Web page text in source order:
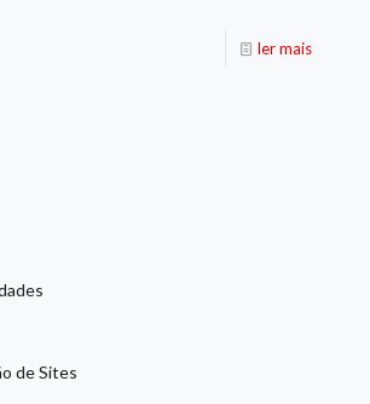
ler mais
de Sites